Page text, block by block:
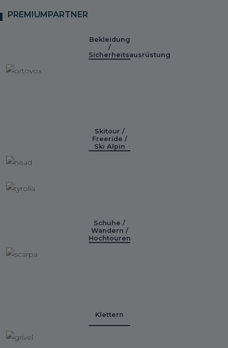
PREMIUMPARTNER
Bekleidung
/
Sicherheitsausrüstung
Skitour /
Freeride /
Ski Alpin
Schuhe /
Wandern /
Hochtouren
Klettern